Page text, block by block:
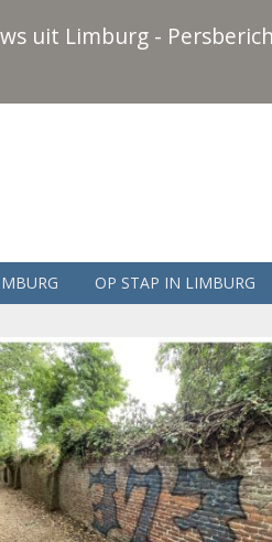
uit Limburg -
OP STAP IN LIMBURG